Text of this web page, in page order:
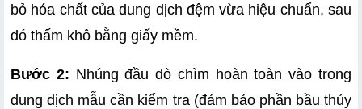
bỏ hóa chất của dung dịch đệm vừa hiệu chuẩn, sau
đó thấm khô bằng giấy mềm.
Bước 2: Nhúng đầu dò chìm hoàn toàn vào trong
dung dịch mẫu cần kiểm tra (đảm bảo phần bầu thủy